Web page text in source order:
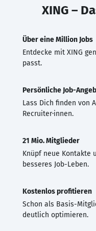
XING –
Über eine Million Jobs
Entdecke mit XING
passt.
Persönliche Job-
Lass Dich finden von
Recruiter·innen.
21 Mio. Mitglieder
Knüpf neue Kontakte
besseres Job-Leben.
Kostenlos profitieren
Schon als Basis-
deutlich optimieren.